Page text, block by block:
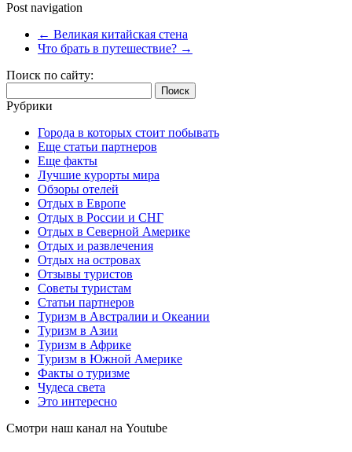
Post navigation
← Великая китайская стена
Что брать в путешествие? →
Поиск по сайту:
Рубрики
Города в которых стоит побывать
Еще статьи партнеров
Еще факты
Лучшие курорты мира
Обзоры отелей
Отдых в Европе
Отдых в России и СНГ
Отдых в Северной Америке
Отдых и развлечения
Отдых на островах
Отзывы туристов
Советы туристам
Статьи партнеров
Туризм в Австралии и Океании
Туризм в Азии
Туризм в Африке
Туризм в Южной Америке
Факты о туризме
Чудеса света
Это интересно
Смотри наш канал на Youtube